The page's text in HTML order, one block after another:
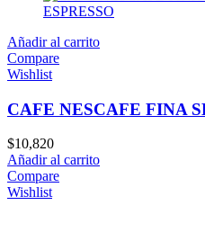
Añadir al carrito
Compare
Wishlist
CAFE NESCAFE FINA
$10,820
Añadir al carrito
Compare
Wishlist